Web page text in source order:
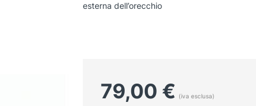
esterna dell’orecchio
79,00 € (iva esclusa)